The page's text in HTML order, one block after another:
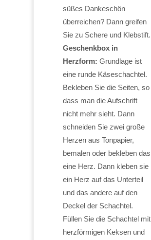
süßes Dankeschön
überreichen? Dann greifen
Sie zu Schere und Klebstift.
Geschenkbox in
Herzform: Grundlage ist
eine runde Käseschachtel.
Bekleben Sie die Seiten, so
dass man die Aufschrift
nicht mehr sieht. Dann
schneiden Sie zwei große
Herzen aus Tonpapier,
bemalen oder bekleben das
eine Herz. Dann kleben sie
ein Herz auf das Unterteil
und das andere auf den
Deckel der Schachtel.
Füllen Sie die Schachtel mit
herzförmigen Keksen und